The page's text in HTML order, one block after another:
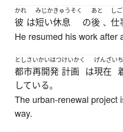
かれ
彼 は
みじか
短い
きゅうそく
休息 の
あと
後 、
し
仕
He resumed his work after
としさいかいはつ
都市再開発
けいかく
計画 は
げんざい
現在
している。
The urban-renewal project
way.